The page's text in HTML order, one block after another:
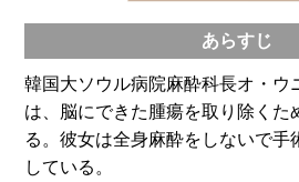
あらすじ
韓国大ソウル病院麻酔科長オ・ウ
は、脳にできた腫瘍を取り除くた
る。彼女は全身麻酔をしないで手
している。